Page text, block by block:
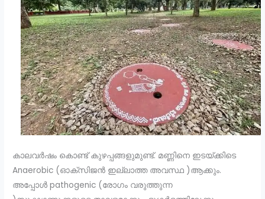
കാലവർഷം കൊണ്ട് കുഴപ്പങ്ങളുമുണ്ട്. മണ്ണിനെ ഇടയ്ക്കിടെ
Anaerobic (ഓക്സിജൻ ഇല്ലാത്ത അവസ്ഥ )ആക്കും.
അപ്പോൾ pathogenic (രോഗം വരുത്തുന്ന